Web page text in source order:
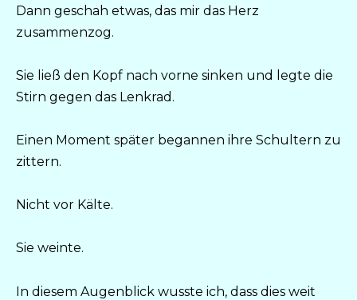
Dann geschah etwas, das mir das Herz
zusammenzog.
Sie ließ den Kopf nach vorne sinken und legte die
Stirn gegen das Lenkrad.
Einen Moment später begannen ihre Schultern zu
zittern.
Nicht vor Kälte.
Sie weinte.
In diesem Augenblick wusste ich, dass dies weit